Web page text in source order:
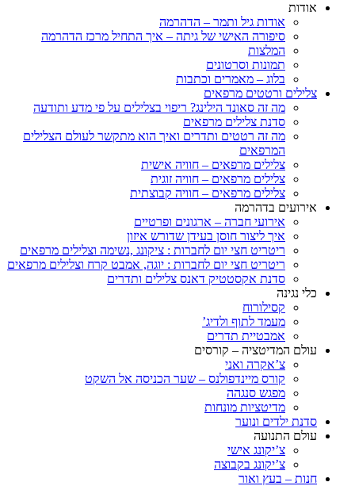
אודות
אודות גיל ותמר – הדהרמה
סיפורה האישי של גיתה – איך התחיל מרכז הדהרמה
המלצות
תמונות וסרטונים
בלוג – מאמרים וכתבות
צלילים ורטטים מרפאים
מה זה סאונד הילינג? ריפוי בצלילים על פי מדע ותודעה
סדנת צלילים מרפאים
מה זה רטטים ותדרים ואיך הוא מתקשר לעולם הצלילים
המרפאים
צלילים מרפאים – חוויה אישית
צלילים מרפאים – חוויה זוגית
צלילים מרפאים – חוויה קבוצתית
אירועים בדהרמה
אירועי חברה – ארגונים ופרטיים
איך ליצור חוסן בעידן שדורש איזון
ריטריט חצי יום לחברות : ציקונג ,נשימה וצלילים מרפאים
ריטריט חצי יום לחברות : יוגה, אמבט קרח וצלילים מרפאים
סדנת אקסטטיק דאנס צלילים ותדרים
כלי נגינה
קסילורוח
מעמד לתוף ולדיג’
אמבטיית תדרים
עולם המדיטציה – קורסים
צ’אקרה ואני
קורס מיינדפולנס – שער הכניסה אל השקט
מפגש סנגהה
מדיטציות מונחות
סדנת ילדים ונוער
עולם התנועה
צ’יקונג אישי
צ’יקונג בקבוצה
חנות – בעץ ואור